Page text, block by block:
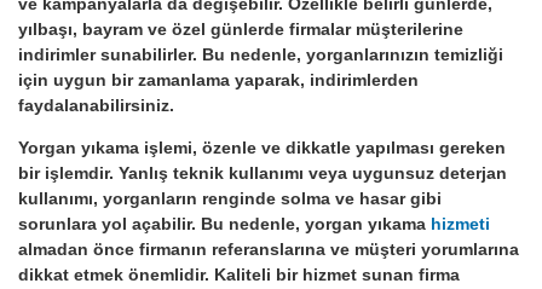
yılbaşı, bayram ve özel günlerde firmalar müşterilerine
indirimler sunabilirler. Bu nedenle, yorganlarınızın temizliği
için uygun bir zamanlama yaparak, indirimlerden
faydalanabilirsiniz.
Yorgan yıkama işlemi, özenle ve dikkatle yapılması gereken
bir işlemdir. Yanlış teknik kullanımı veya uygunsuz deterjan
kullanımı, yorganların renginde solma ve hasar gibi
sorunlara yol açabilir. Bu nedenle, yorgan yıkama hizmeti
almadan önce firmanın referanslarına ve müşteri yorumlarına
dikkat etmek önemlidir. Kaliteli bir hizmet sunan firma